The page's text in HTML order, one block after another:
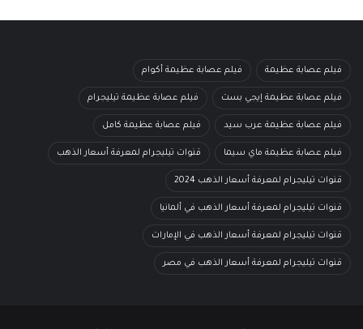
فيلم عصابة عظيمة فيلم عصابة عظيمة أكوام
فيلم عصابة عظيمة إيجي بست فيلم عصابة عظيمة تيليجرام
فيلم عصابة عظيمة عرب سيد فيلم عصابة عظيمة كامل
فيلم عصابة عظيمة ماي سيما قنوات تيليجرام لمعرفة أسعار الذهب
قنوات تيليجرام لمعرفة أسعار الذهب 2024
قنوات تيليجرام لمعرفة أسعار الذهب في ألمانيا
قنوات تيليجرام لمعرفة أسعار الذهب في الإمارات
قنوات تيليجرام لمعرفة أسعار الذهب في مصر